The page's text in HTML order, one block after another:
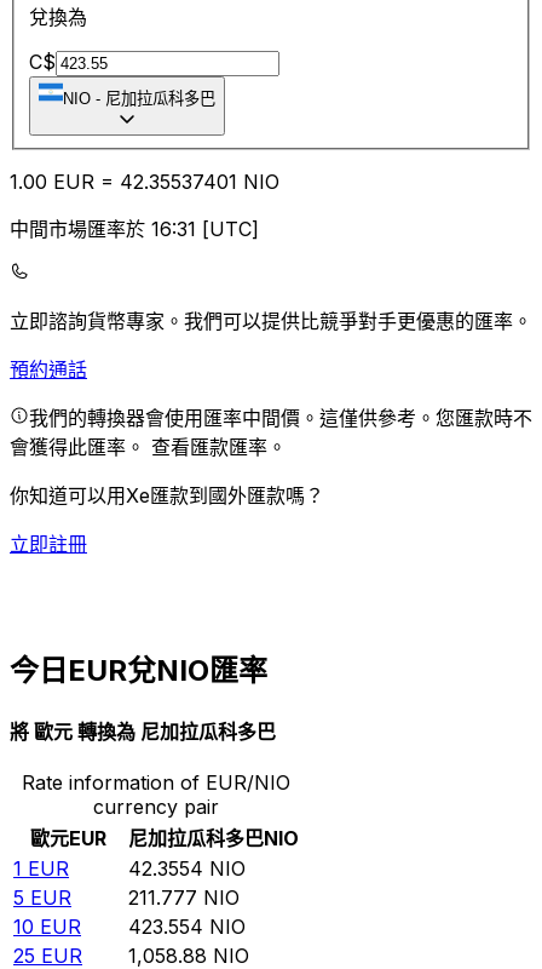
兌換為
C$
NIO - 尼加拉瓜科多巴
1.00 EUR = 42.35537401 NIO
中間市場匯率於 16:31 [UTC]
立即諮詢貨幣專家。 我們可以提供比競爭對手更優惠的匯率。
預約通話
我們的轉換器會使用匯率中間價。這僅供參考。您匯款時不
會獲得此匯率。 查看匯款匯率。
你知道可以用Xe匯款到國外匯款嗎？
立即註冊
今日EUR兌NIO匯率
將 歐元 轉換為 尼加拉瓜科多巴
Rate information of EUR/NIO
currency pair
歐元EUR 尼加拉瓜科多巴NIO
1 EUR 42.3554 NIO
5 EUR 211.777 NIO
10 EUR 423.554 NIO
25 EUR 1,058.88 NIO